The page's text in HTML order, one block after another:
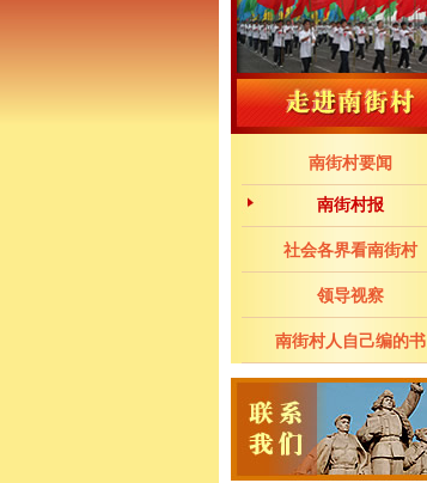
南街村要闻
南街村报
社会各界看南街村
领导视察
南街村人自己编的书